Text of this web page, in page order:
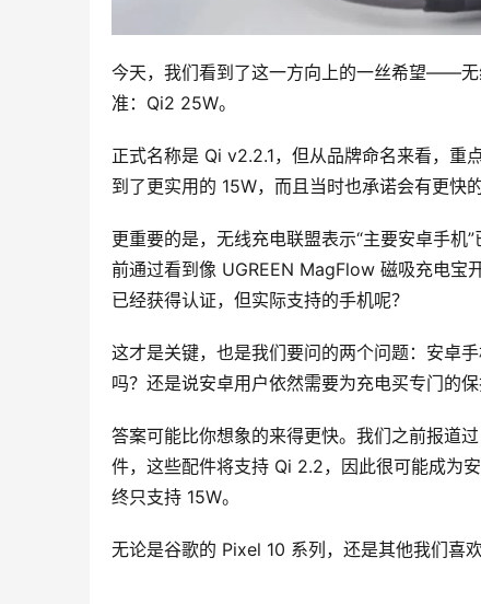
今天，我们看到了这一方向上的一丝希望——
准：Qi2 25W。
正式名称是 Qi v2.2.1，但从品牌命名来看，
到了更实用的 15W，而且当时也承诺会有更快
更重要的是，无线充电联盟表示“主要安卓手
前通过看到像 UGREEN MagFlow 磁吸充电宝
已经获得认证，但实际支持的手机呢？
这才是关键，也是我们要问的两个问题：安卓
吗？还是说安卓用户依然需要为充电买专门的保
答案可能比你想象的来得更快。我们之前报道
件，这些配件将支持 Qi 2.2，因此很可能成为
终只支持 15W。
无论是谷歌的 Pixel 10 系列，还是其他我们喜